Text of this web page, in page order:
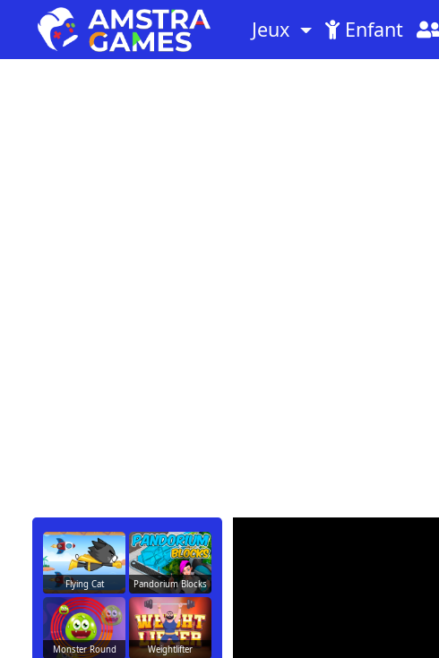
Jeux Enfant
Flying Cat Pandorium Blocks
Monster Round Weightlifter